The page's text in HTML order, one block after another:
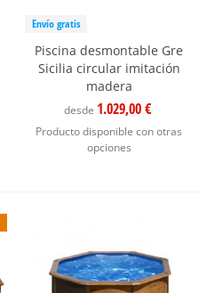
Envío gratis
Piscina desmontable Gre
Sicilia circular imitación
madera
desde 1.029,00 €
Producto disponible con otras
opciones